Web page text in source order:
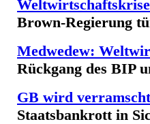
Brown-Regierung
Medwedew:
Rückgang des BIP
GB wird verramscht
Staatsbankrott in